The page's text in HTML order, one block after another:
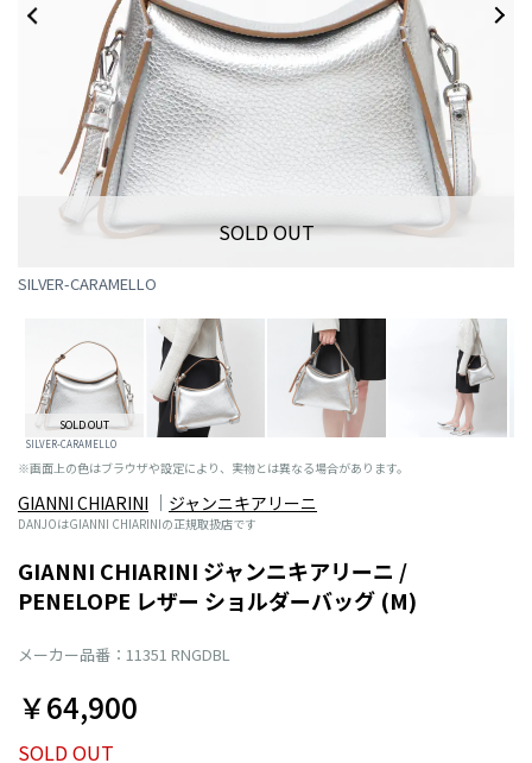
SOLD OUT
SILVER-CARAMELLO
SOLD OUT
SILVER-CARAMELLO
※画面上の色はブラウザや設定により、実物とは異なる場合があります。
GIANNI CHIARINI ジャンニキアリーニ
DANJOはGIANNI CHIARINIの正規取扱店です
GIANNI CHIARINI ジャンニキアリーニ /
PENELOPE レザー ショルダーバッグ (M)
メーカー品番：11351 RNGDBL
￥64,900
SOLD OUT